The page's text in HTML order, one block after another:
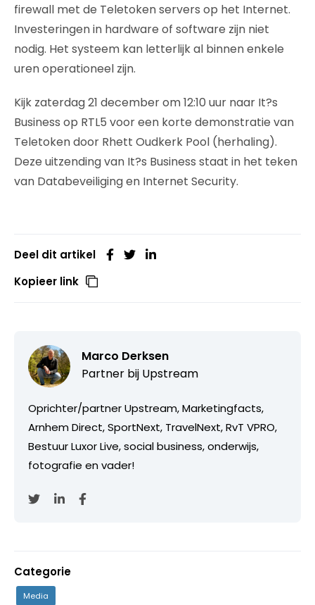
firewall met de Teletoken servers op het Internet.
Investeringen in hardware of software zijn niet
nodig. Het systeem kan letterlijk al binnen enkele
uren operationeel zijn.
Kijk zaterdag 21 december om 12:10 uur naar It?s
Business op RTL5 voor een korte demonstratie van
Teletoken door Rhett Oudkerk Pool (herhaling).
Deze uitzending van It?s Business staat in het teken
van Databeveiliging en Internet Security.
Deel dit artikel
Kopieer link
Marco Derksen
Partner bij Upstream
Oprichter/partner Upstream, Marketingfacts,
Arnhem Direct, SportNext, TravelNext, RvT VPRO,
Bestuur Luxor Live, social business, onderwijs,
fotografie en vader!
Categorie
Media